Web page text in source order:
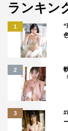
ランキン
1
“
2
3